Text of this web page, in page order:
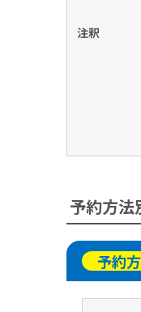
注釈
予約方法
予約